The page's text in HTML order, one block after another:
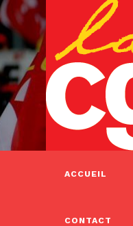
ACCUEIL
CONTACT